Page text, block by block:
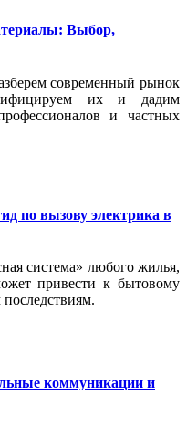
Выбор,
современный рынок
их и дадим
и частных
по вызову электрика в
система» любого жилья,
привести к бытовому
коммуникации и